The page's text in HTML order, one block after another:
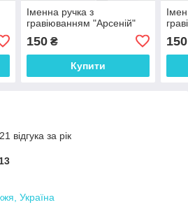
Іменна ручка з
гравіюванням "Арсеній"
150₴
Купити
150
відгука за рік
Україна